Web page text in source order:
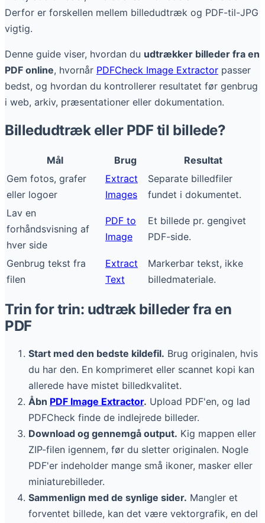
Derfor er forskellen mellem billedudtræk og PDF-til-JPG
vigtig.
Denne guide viser, hvordan du udtrækker billeder fra en
PDF online, hvornår PDFCheck Image Extractor passer
bedst, og hvordan du kontrollerer resultatet før genbrug
i web, arkiv, præsentationer eller dokumentation.
Billedudtræk eller PDF til billede?
Mål Brug
Resultat
Gem fotos, grafer
eller logoer
Extract
Images
Separate billedfiler
fundet i dokumentet.
Lav en
forhåndsvisning af
hver side
PDF to
Image
Et billede pr. gengivet
PDF-side.
Genbrug tekst fra
filen
Extract
Text
Markerbar tekst, ikke
billedmateriale.
Trin for trin: udtræk billeder fra en
PDF
Start med den bedste kildefil. Brug originalen, hvis
du har den. En komprimeret eller scannet kopi kan
allerede have mistet billedkvalitet.
Åbn PDF Image Extractor. Upload PDF'en, og lad
PDFCheck finde de indlejrede billeder.
Download og gennemgå output. Kig mappen eller
ZIP-filen igennem, før du sletter originalen. Nogle
PDF'er indeholder mange små ikoner, masker eller
miniaturebilleder.
Sammenlign med de synlige sider. Mangler et
forventet billede, kan det være vektorgrafik, en del